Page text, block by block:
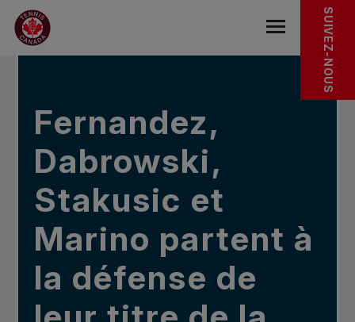
Sauter au menu principal
Sauter au contenu principal
Sauter au pied de page
DANS LES NOUVELLES SUIVEZ-NOUS
Fernandez,
Dabrowski,
Stakusic et
Marino partent à
la défense de